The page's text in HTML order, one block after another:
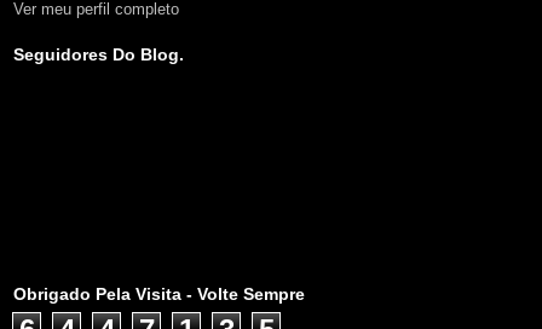
Ver meu perfil completo
Seguidores Do Blog.
Obrigado Pela Visita - Volte Sempre